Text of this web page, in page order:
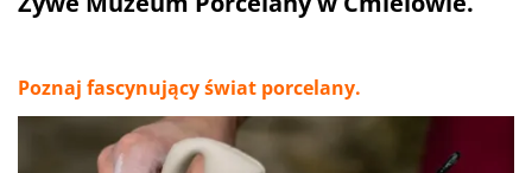
Poznaj fascynujący świat porcelany.